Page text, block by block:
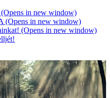
(Opens in new window)
(Opens in new window)
(Opens in new window)